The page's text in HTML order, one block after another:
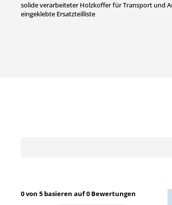
solide verarbeiteter Holzkoffer für Transport und
eingeklebte Ersatzteilliste
0 von 5 basieren auf 0 Bewertungen